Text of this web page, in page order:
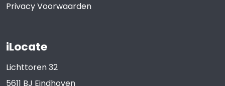
Privacy Voorwaarden
iLocate
Lichttoren 32
5611 BJ Eindhoven